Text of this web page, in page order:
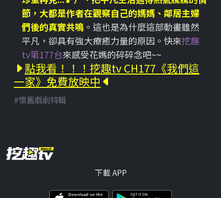
節，大都是作者在觀察自己的媽媽、鄰居主婦
們後的真實共鳴 。這也是為什麼這部動畫雖然
平凡，卻具有強大療癒力量的原因。快來挖趣
tv第177台來感受花媽的碎碎念吧~~
點我看！！！挖趣tv CH177《我們這
一家》免費放映中
#懷舊戲劇特輯
下載 APP